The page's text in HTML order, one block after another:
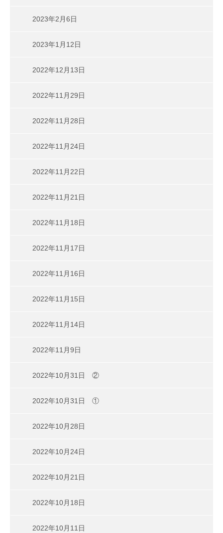
2023年2月6日
2023年1月12日
2022年12月13日
2022年11月29日
2022年11月28日
2022年11月24日
2022年11月22日
2022年11月21日
2022年11月18日
2022年11月17日
2022年11月16日
2022年11月15日
2022年11月14日
2022年11月9日
2022年10月31日 ②
2022年10月31日 ①
2022年10月28日
2022年10月24日
2022年10月21日
2022年10月18日
2022年10月11日